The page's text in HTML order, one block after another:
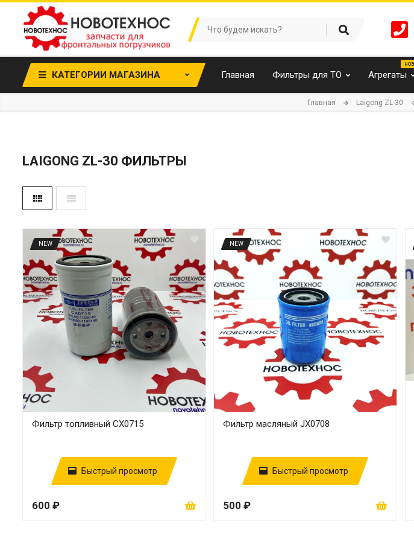
КАТЕГОРИИ МАГАЗИНА Главная Фильтры для ТО Агрегаты
Главная Laigong ZL-30
LAIGONG ZL-30 ФИЛЬТРЫ
NEW
Фильтр топливный СХ0715
Быстрый просмотр
600 ₽
NEW
Фильтр масляный JX0708
Быстрый просмотр
500 ₽